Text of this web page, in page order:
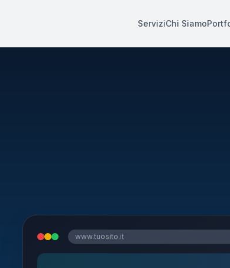
ServiziChi Siamo
www.tuosito.it